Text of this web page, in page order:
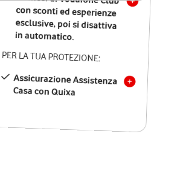
in automatico.
PER LA TUA PROTEZIONE:
Assicurazione Assistenza
Casa con Quixa